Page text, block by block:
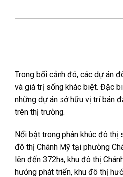
Trong bối cảnh đó, các dự án
và giá trị sống khác biệt. Đặc
những dự án sở hữu vị trí bán
trên thị trường.
Nổi bật trong phân khúc đô thị
đô thị Chánh Mỹ tại phường
lên đến 372ha, khu đô thị
hướng phát triển, khu đô thị